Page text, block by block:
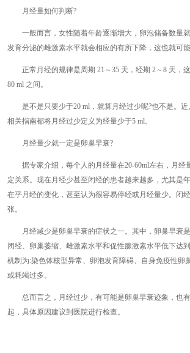
月经量如何判断?
一般而言，女性随着年龄逐渐增大，卵泡储备数量
发育分泌的雌激素水平就会相应的有所下降，这也就可能
正常月经的规律是周期 21～35 天，经期 2～8 天，
80 ml 之间。
是不是只要少于20 ml，就算月经过少呢?也不是。
相关指南都将月经过少定义为经量少于5 ml。
月经量少就一定是卵巢早衰?
据专家介绍，每个人的月经量在20-60ml左右，月经
定关系。现在月经少甚至闭经的患者越来越多，尤其是
在乎月经的变化，甚至认为很容易停经或月经量少。闭
张。
月经减少是卵巢早衰的症状之一。其中，卵巢早衰
闭经、卵巢萎缩、雌激素水平和促性腺激素水平低下达
机制为:染色体核型异常、卵泡发育障碍、自身免疫性卵
或耗竭过多。
总而言之，月经过少，有可能是卵巢早衰迹象，也
起，具体原因建议到医院进行检查。